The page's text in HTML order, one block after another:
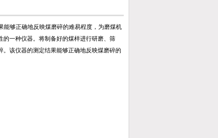
能够正确地反映煤磨碎的难易程度，为磨煤机
一种仪器。将制备好的煤样进行研磨、筛
该仪器的测定结果能够正确地反映煤磨碎的